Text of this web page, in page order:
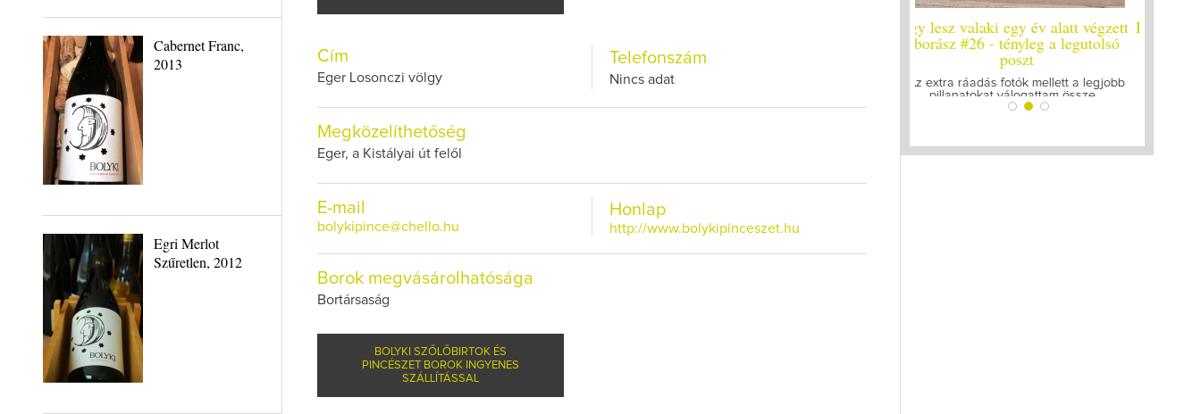
Cabernet Franc,
2013
Egri Merlot
Szűretlen, 2012
Cím
Eger Losonczi völgy
Telefonszám
Nincs adat
Megközelíthetőség
Eger, a Kistályai út felől
E-mail
bolykipince@chello.hu
Honlap
http://www.bolykipinceszet.hu
Borok megvásárolhatósága
Bortársaság
BOLYKI SZŐLŐBIRTOK ÉS
PINCÉSZET BOROK INGYENES
SZÁLLÍTÁSSAL
Így lesz valaki egy év alatt végzett
borász #25
Megírtuk a modulzáró vizsgákat, már
lázasan készülünk az utolsó...